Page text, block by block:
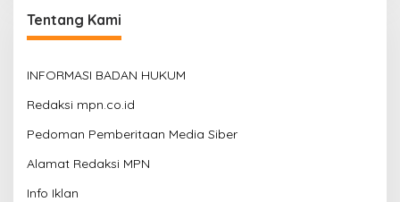
Tentang Kami
INFORMASI BADAN HUKUM
Redaksi mpn.co.id
Pedoman Pemberitaan Media Siber
Alamat Redaksi MPN
Info Iklan